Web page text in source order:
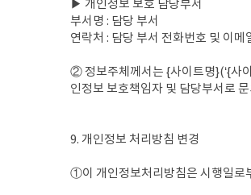
▶ 개인정보 보호 담당부서
부서명 : 담당 부서
연락처 : 담당 부서 전화번호 및 이메
② 정보주체께서는 {사이트명}(‘{사
인정보 보호책임자 및 담당부서로
9. 개인정보 처리방침 변경
①이 개인정보처리방침은 시행일로